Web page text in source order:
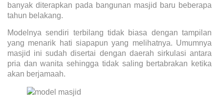
banyak diterapkan pada bangunan masjid baru beberapa
tahun belakang.
Modelnya sendiri terbilang tidak biasa dengan tampilan
yang menarik hati siapapun yang melihatnya. Umumnya
masjid ini sudah disertai dengan daerah sirkulasi antara
pria dan wanita sehingga tidak saling bertabrakan ketika
akan berjamaah.